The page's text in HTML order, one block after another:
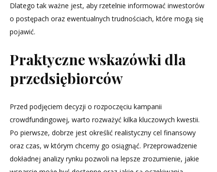
Dlatego tak ważne jest, aby rzetelnie informować inwestorów
o postępach oraz ewentualnych trudnościach, które mogą się
pojawić.
Praktyczne wskazówki dla
przedsiębiorców
Przed podjęciem decyzji o rozpoczęciu kampanii
crowdfundingowej, warto rozważyć kilka kluczowych kwestii.
Po pierwsze, dobrze jest określić realistyczny cel finansowy
oraz czas, w którym chcemy go osiągnąć. Przeprowadzenie
dokładnej analizy rynku pozwoli na lepsze zrozumienie, jakie